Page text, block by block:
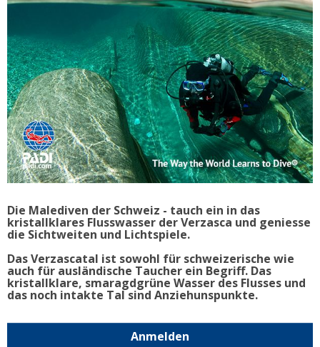
Die Malediven der Schweiz - tauch ein in das
kristallklares Flusswasser der Verzasca und geniesse
die Sichtweiten und Lichtspiele.
Das Verzascatal ist sowohl für schweizerische wie
auch für ausländische Taucher ein Begriff. Das
kristallklare, smaragdgrüne Wasser des Flusses und
das noch intakte Tal sind Anziehunspunkte.
Anmelden